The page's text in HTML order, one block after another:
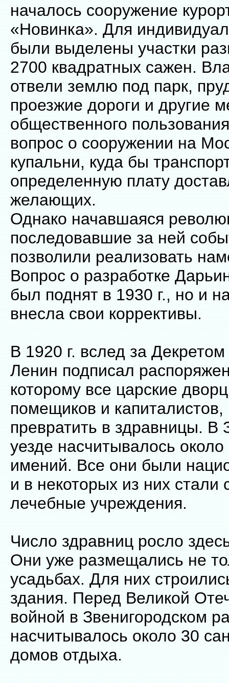
началось сооружение
«Новинка». Для
были выделены участки
2700 квадратных сажен.
отвели землю под парк,
проезжие дороги и другие
общественного
вопрос о сооружении на
купальни, куда бы
определенную плату
желающих.
Однако начавшаяся
последовавшие за ней
позволили реализовать
Вопрос о разработке
был поднят в 1930 г., но и
внесла свои коррективы.
В 1920 г. вслед за
Ленин подписал
которому все царские
помещиков и
превратить в здравницы. В
уезде насчитывалось около
имений. Все они были
и в некоторых из них стали
лечебные учреждения.
Число здравниц росло
Они уже размещались не
усадьбах. Для них
здания. Перед Великой
войной в Звенигородском
насчитывалось около 30
домов отдыха.